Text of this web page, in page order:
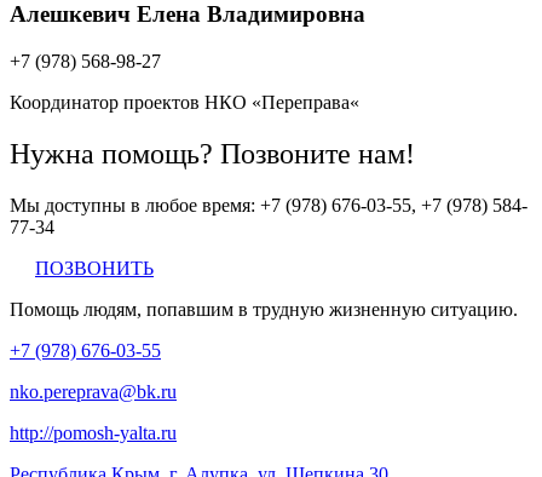
Алешкевич Елена Владимировна
+7 (978) 568-98-27
Координатор проектов НКО «Переправа«
Нужна помощь? Позвоните нам!
Мы доступны в любое время: +7 (978) 676-03-55, +7 (978) 584-
77-34
ПОЗВОНИТЬ
Помощь людям, попавшим в трудную жизненную ситуацию.
+7 (978) 676-03-55
nko.pereprava@bk.ru
http://pomosh-yalta.ru